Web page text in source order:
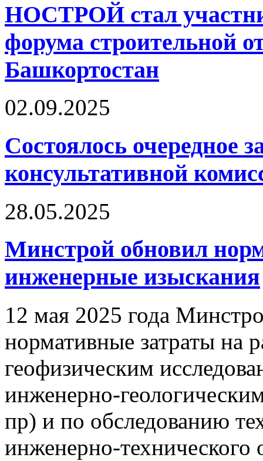
НОСТРОЙ стал
форума строительной
Башкортостан
02.09.2025
Состоялось очередное
консультативной
28.05.2025
Минстрой обновил
инженерные изыскания
12 мая 2025 года
нормативные затраты на
геофизическим
инженерно-
пр) и по обследованию
инженерно-